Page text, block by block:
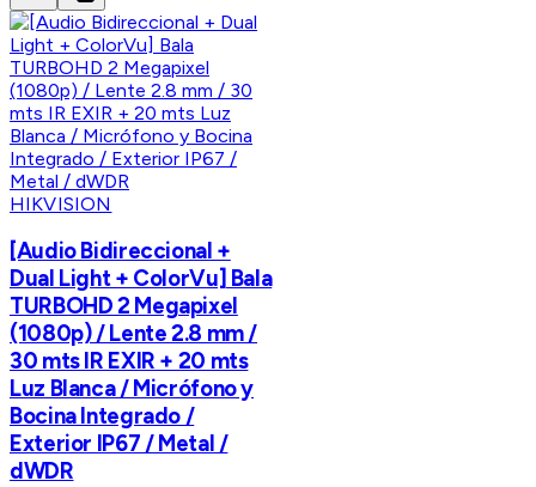
HIKVISION
[Audio Bidireccional +
Dual Light + ColorVu] Bala
TURBOHD 2 Megapixel
(1080p) / Lente 2.8 mm /
30 mts IR EXIR + 20 mts
Luz Blanca / Micrófono y
Bocina Integrado /
Exterior IP67 / Metal /
dWDR